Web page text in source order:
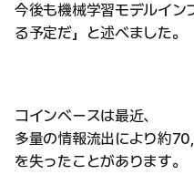
今後も機械学習モデルイン
る予定だ」と述べました。
コインベースは最近、
多量の情報流出により約
を失ったことがあります。